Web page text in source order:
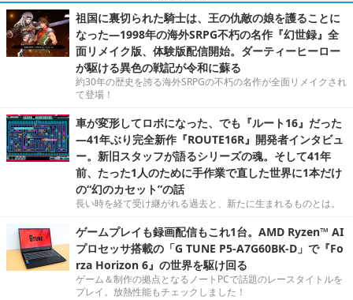
祖国に裏切られた騎士は、王の仇敵の娘を護ることに
なった―1998年の海外SRPG不朽の名作『幻世録』全
面リメイク版、体験版配信開始。ダーティーヒーロー
が駆ける異色の戦記が令和に蘇る
約30年の歴史を誇る海外SRPGの不朽の名作が全面リメイクされ
て登場！
車が変形してロボになった、でも『ルート16』だった
―41年ぶり完全新作『ROUTE16R』開発者インタビュ
ー。新旧スタッフが語るシリーズの魂。そして41年
前、たった1人のために手作業で直した世界に1本だけ
の“幻のカセット”の話
長い時を経て受け継がれる過去と、新たに生まれるものとは。
ゲームプレイも録画配信もこれ1台。AMD Ryzen™ AI
プロセッサ搭載の「G TUNE P5-A7G60BK-D」で『Fo
rza Horizon 6』の世界を駆け回る
ゲーム＆制作の拠点となるノートPCで話題のレースタイトルを
プレイ。放熱性能もチェックしました！